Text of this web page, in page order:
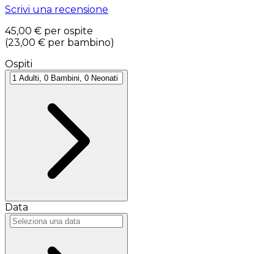
Scrivi una recensione
45,00 € per ospite
(23,00 € per bambino)
Ospiti
Data